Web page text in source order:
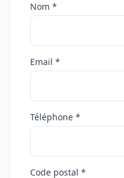
Nom *
Email *
Téléphone *
Code postal *